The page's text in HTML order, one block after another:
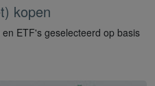
kopen
ETF's geselecteerd op basis